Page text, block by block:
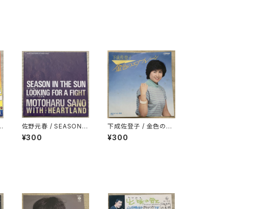
佐野元春 / SEASON I
N THE SUN -夏草の
誘い
¥300
下成佐登子 / 金色のエ
アプレーン
¥300